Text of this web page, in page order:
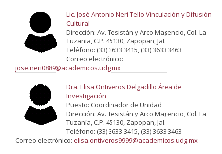
Lic. José Antonio Neri Tello Vinculación y Difusión
Cultural
Dirección: Av. Tesistán y Arco Magencio, Col. La
Tuzanía, C.P. 45130, Zapopan, Jal.
Teléfono: (33) 3633 3415, (33) 3633 3463
Correo electrónico:
jose.neri0889@academicos.udg.mx
Dra. Elisa Ontiveros Delgadillo Área de
Investigación
Puesto: Coordinador de Unidad
Dirección: Av. Tesistán y Arco Magencio, Col. La
Tuzanía, C.P. 45130, Zapopan, Jal.
Teléfono: (33) 3633 3415, (33) 3633 3463
Correo electrónico: elisa.ontiveros9999@academicos.udg.mx